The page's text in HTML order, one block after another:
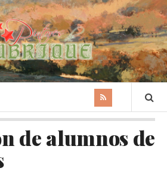
de alumnos de